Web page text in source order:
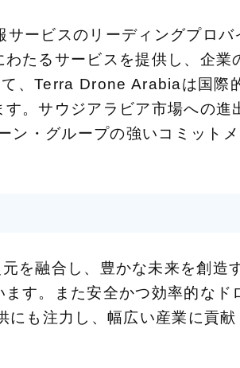
ービスのリーディングプロバ
たるサービスを提供し、企業
、Terra Drone Arabiaは国際
。サウジアラビア市場への進
ン・グループの強いコミット
を融合し、豊かな未来を創造
す。また安全かつ効率的なド
も注力し、幅広い産業に貢献